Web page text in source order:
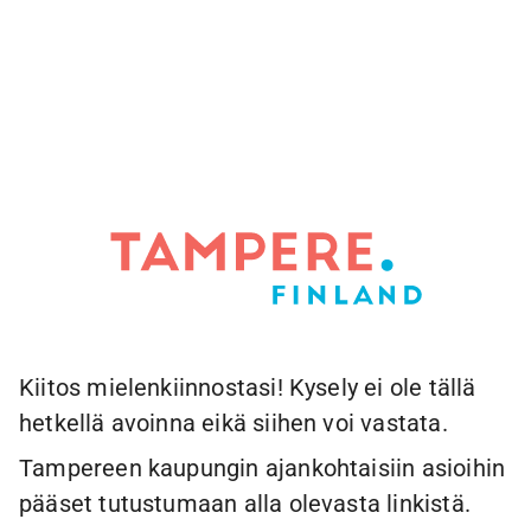
Kiitos mielenkiinnostasi! Kysely ei ole tällä
hetkellä avoinna eikä siihen voi vastata.
Tampereen kaupungin ajankohtaisiin asioihin
pääset tutustumaan alla olevasta linkistä.